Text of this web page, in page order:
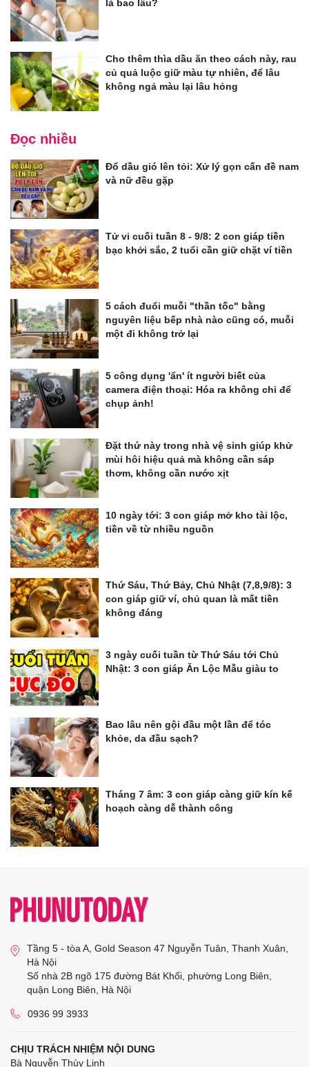
là bao lâu?
Cho thêm thìa dầu ăn theo cách này, rau
củ quả luộc giữ màu tự nhiên, để lâu
không ngả màu lại lâu hỏng
Đọc nhiều
Đổ dầu gió lên tỏi: Xử lý gọn cấn đề nam
và nữ đều gặp
Tử vi cuối tuần 8 - 9/8: 2 con giáp tiền
bạc khởi sắc, 2 tuổi cần giữ chặt ví tiền
5 cách đuổi muỗi "thần tốc" bằng
nguyên liệu bếp nhà nào cũng có, muỗi
một đi không trở lại
5 công dụng 'ẩn' ít người biết của
camera điện thoại: Hóa ra không chỉ để
chụp ảnh!
Đặt thứ này trong nhà vệ sinh giúp khử
mùi hôi hiệu quả mà không cần sáp
thơm, không cần nước xịt
10 ngày tới: 3 con giáp mở kho tài lộc,
tiền về từ nhiều nguồn
Thứ Sáu, Thứ Bảy, Chủ Nhật (7,8,9/8): 3
con giáp giữ ví, chủ quan là mất tiền
không đáng
3 ngày cuối tuần từ Thứ Sáu tới Chủ
Nhật: 3 con giáp Ăn Lộc Mẫu giàu to
Bao lâu nên gội đầu một lần để tóc
khỏe, da đầu sạch?
Tháng 7 âm: 3 con giáp càng giữ kín kế
hoạch càng dễ thành công
Tầng 5 - tòa A, Gold Season 47 Nguyễn Tuân, Thanh Xuân,
Hà Nội
Số nhà 2B ngõ 175 đường Bát Khối, phường Long Biên,
quận Long Biên, Hà Nội
0936 99 3933
CHỊU TRÁCH NHIỆM NỘI DUNG
Bà Nguyễn Thùy Linh